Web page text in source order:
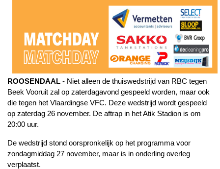
ROOSENDAAL - Niet alleen de thuiswedstrijd van RBC tegen
Beek Vooruit zal op zaterdagavond gespeeld worden, maar ook
die tegen het Vlaardingse VFC. Deze wedstrijd wordt gespeeld
op zaterdag 26 november. De aftrap in het Atik Stadion is om
20:00 uur.
De wedstrijd stond oorspronkelijk op het programma voor
zondagmiddag 27 november, maar is in onderling overleg
verplaatst.